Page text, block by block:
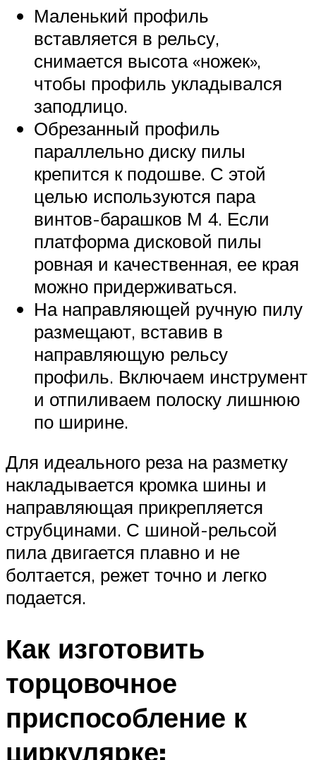
Маленький профиль
вставляется в рельсу,
снимается высота «ножек»,
чтобы профиль укладывался
заподлицо.
Обрезанный профиль
параллельно диску пилы
крепится к подошве. С этой
целью используются пара
винтов-барашков М 4. Если
платформа дисковой пилы
ровная и качественная, ее края
можно придерживаться.
На направляющей ручную пилу
размещают, вставив в
направляющую рельсу
профиль. Включаем инструмент
и отпиливаем полоску лишнюю
по ширине.
Для идеального реза на разметку
накладывается кромка шины и
направляющая прикрепляется
струбцинами. С шиной-рельсой
пила двигается плавно и не
болтается, режет точно и легко
подается.
Как изготовить
торцовочное
приспособление к
циркулярке: